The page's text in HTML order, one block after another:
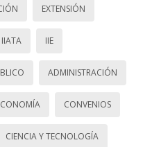
EXTENSIÓN
IIATA IIE
ADMINISTRACIÓN
CONVENIOS
CIENCIA Y TECNOLOGÍA